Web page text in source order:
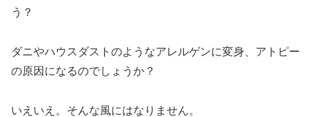
う？
ダニやハウスダストのようなアレルゲンに変身、アトピー
の原因になるのでしょうか？
いえいえ。そんな風にはなりません。